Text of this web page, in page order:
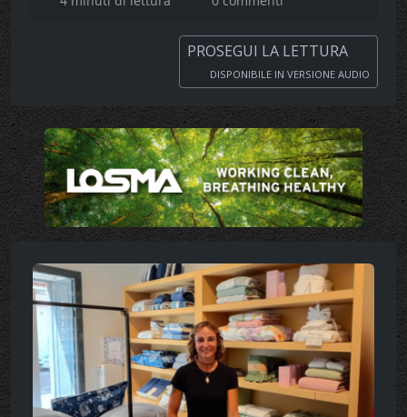
PROSEGUI LA LETTURA
DISPONIBILE IN VERSIONE AUDIO